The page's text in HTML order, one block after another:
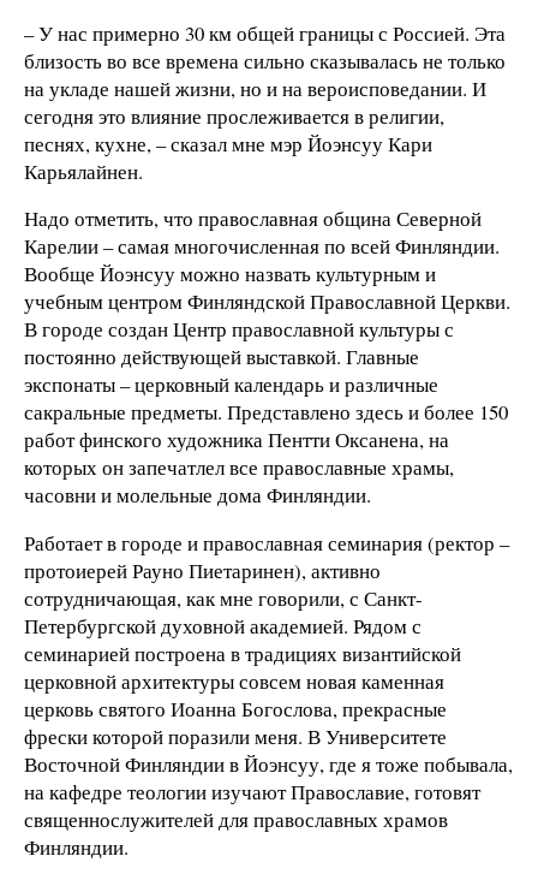
– У нас примерно 30 км общей границы с Россией. Эта
близость во все времена сильно сказывалась не только
на укладе нашей жизни, но и на вероисповедании. И
сегодня это влияние прослеживается в религии,
песнях, кухне, – сказал мне мэр Йоэнсуу Кари
Карьялайнен.
Надо отметить, что православная община Северной
Карелии – самая многочисленная по всей Финляндии.
Вообще Йоэнсуу можно назвать культурным и
учебным центром Финляндской Православной Церкви.
В городе создан Центр православной культуры с
постоянно действующей выставкой. Главные
экспонаты – церковный календарь и различные
сакральные предметы. Представлено здесь и более 150
работ финского художника Пентти Оксанена, на
которых он запечатлел все православные храмы,
часовни и молельные дома Финляндии.
Работает в городе и православная семинария (ректор –
протоиерей Рауно Пиетаринен), активно
сотрудничающая, как мне говорили, с Санкт-
Петербургской духовной академией. Рядом с
семинарией построена в традициях византийской
церковной архитектуры совсем новая каменная
церковь святого Иоанна Богослова, прекрасные
фрески которой поразили меня. В Университете
Восточной Финляндии в Йоэнсуу, где я тоже побывала,
на кафедре теологии изучают Православие, готовят
священнослужителей для православных храмов
Финляндии.